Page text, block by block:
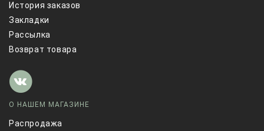
История заказов
Закладки
Рассылка
Возврат товара
О НАШЕМ МАГАЗИНЕ
Распродажа